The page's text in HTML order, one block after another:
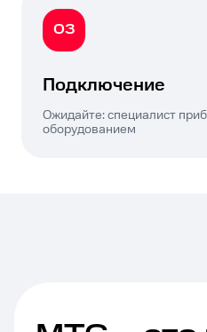
03
Подключение
Ожидайте: специалист
оборудованием